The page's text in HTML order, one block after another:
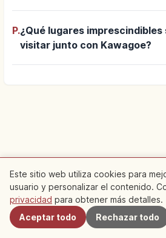
P.¿Qué lugares imprescindibles
visitar junto con Kawagoe?
Este sitio web utiliza cookies para
usuario y personalizar el contenido.
privacidad para obtener más detalles.
Aceptar todo
Rechazar todo